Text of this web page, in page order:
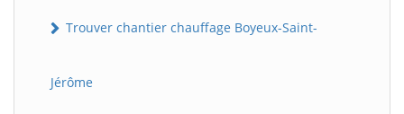
Trouver chantier chauffage Boyeux-Saint-
Jérôme